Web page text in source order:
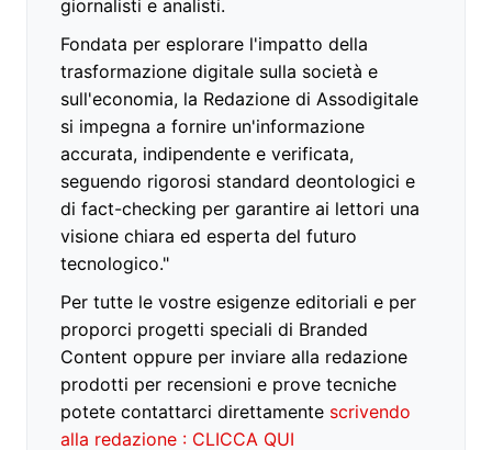
giornalisti e analisti.
Fondata per esplorare l'impatto della
trasformazione digitale sulla società e
sull'economia, la Redazione di Assodigitale
si impegna a fornire un'informazione
accurata, indipendente e verificata,
seguendo rigorosi standard deontologici e
di fact-checking per garantire ai lettori una
visione chiara ed esperta del futuro
tecnologico."
Per tutte le vostre esigenze editoriali e per
proporci progetti speciali di Branded
Content oppure per inviare alla redazione
prodotti per recensioni e prove tecniche
potete contattarci direttamente scrivendo
alla redazione : CLICCA QUI